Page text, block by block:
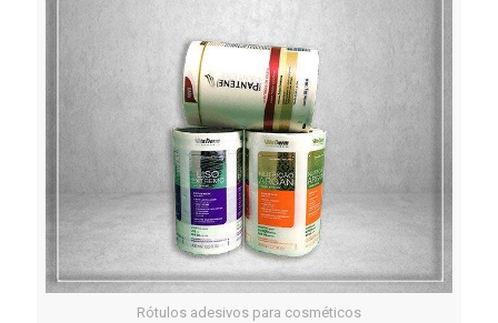
Rótulos adesivos para cosméticos